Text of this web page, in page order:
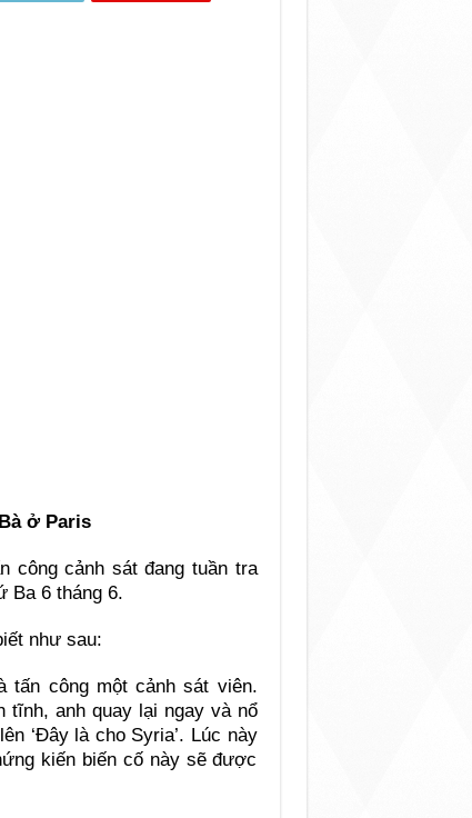
ở Paris
công cảnh sát đang tuần tra
Ba 6 tháng 6.
như sau:
tấn công một cảnh sát viên.
tĩnh, anh quay lại ngay và nổ
‘Đây là cho Syria’. Lúc này
kiến biến cố này sẽ được